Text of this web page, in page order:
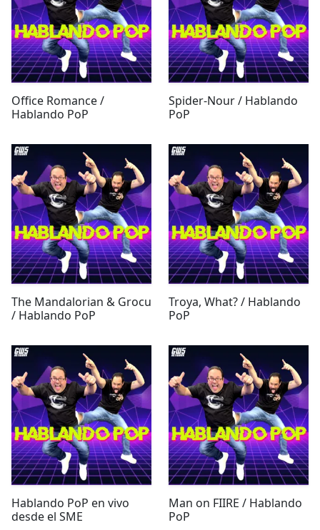
Office Romance /
Hablando PoP
Spider-Nour / Hablando
PoP
The Mandalorian & Grocu
/ Hablando PoP
Troya, What? / Hablando
PoP
Hablando PoP en vivo
desde el SME
Man on FIIRE / Hablando
PoP